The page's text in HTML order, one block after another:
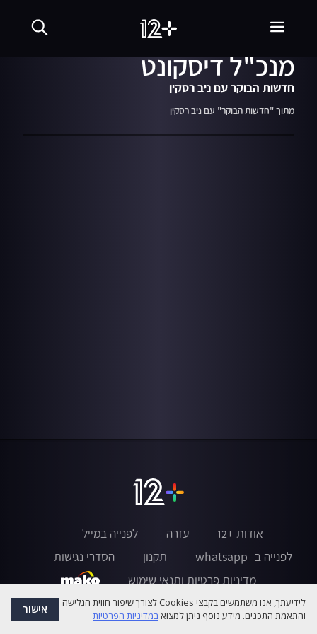
עמיחי שיקלי מאשים את
מנכ"ל דיסקונט
חדשות הבוקר עם ניב רסקין
מתוך "חדשות הבוקר" עם ניב רסקין
אודות +12 עזרה
לפנייה במייל
לפנייה ב- whatsapp
תקנון
הסדרי נגישות
מדיניות פרטיות ותנאי שימוש
לידיעתך, אנו משתמשים בקבצי Cookies לצורך שיפור חווית הגלישה
והתאמת התכנים. מידע נוסף ניתן למצואבמדיניות הפרטיות אישור